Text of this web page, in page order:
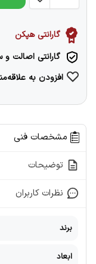
گارانتی هپکن
گارانتی اصالت و
افزودن به
مشخصات فنی
توضیحات
نظرات کاربران
برند
ابعاد